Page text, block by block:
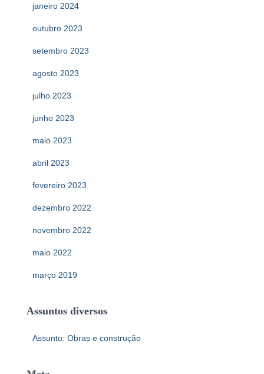
janeiro 2024
outubro 2023
setembro 2023
agosto 2023
julho 2023
junho 2023
maio 2023
abril 2023
fevereiro 2023
dezembro 2022
novembro 2022
maio 2022
março 2019
Assuntos diversos
Assunto: Obras e construção